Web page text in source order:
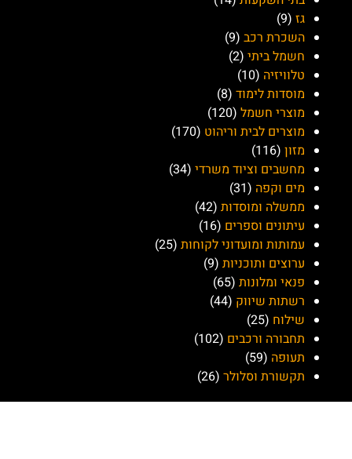
ביטוח(26)
בנקים(21)
בריאות(51)
בתי השקעות(14)
גז(9)
השכרת רכב(9)
חשמל ביתי(2)
טלוויזיה(10)
מוסדות לימוד(8)
מוצרי חשמל(120)
מוצרים לבית וריהוט(170)
מזון(116)
מחשבים וציוד משרדי(34)
מים וקפה(31)
ממשלה ומוסדות(42)
עיתונים וספרים(16)
עמותות ומועדוני לקוחות
ערוצים ותוכניות (9)
פנאי ומלונות
רשתות שיווק(44)
שילוח(25)